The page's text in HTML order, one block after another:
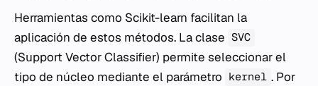
Herramientas como Scikit-learn facilitan la
aplicación de estos métodos. La clase SVC
(Support Vector Classifier) permite seleccionar el
tipo de núcleo mediante el parámetro kernel . Por